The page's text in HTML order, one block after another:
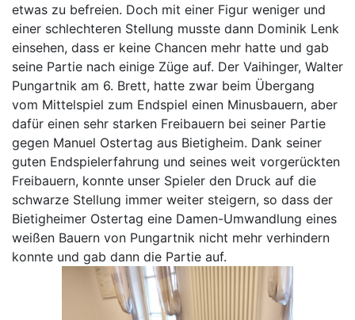
etwas zu befreien. Doch mit einer Figur weniger und
einer schlechteren Stellung musste dann Dominik Lenk
einsehen, dass er keine Chancen mehr hatte und gab
seine Partie nach einige Züge auf. Der Vaihinger, Walter
Pungartnik am 6. Brett, hatte zwar beim Übergang
vom Mittelspiel zum Endspiel einen Minusbauern, aber
dafür einen sehr starken Freibauern bei seiner Partie
gegen Manuel Ostertag aus Bietigheim. Dank seiner
guten Endspielerfahrung und seines weit vorgerückten
Freibauern, konnte unser Spieler den Druck auf die
schwarze Stellung immer weiter steigern, so dass der
Bietigheimer Ostertag eine Damen-Umwandlung eines
weißen Bauern von Pungartnik nicht mehr verhindern
konnte und gab dann die Partie auf.